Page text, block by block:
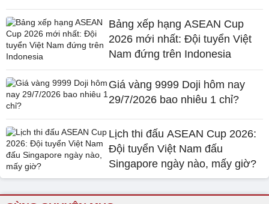
Bảng xếp hạng ASEAN Cup
2026 mới nhất: Đội tuyển Việt
Nam đứng trên Indonesia
Giá vàng 9999 Doji hôm nay
29/7/2026 bao nhiêu 1 chỉ?
Lịch thi đấu ASEAN Cup 2026:
Đội tuyển Việt Nam đấu
Singapore ngày nào, mấy giờ?